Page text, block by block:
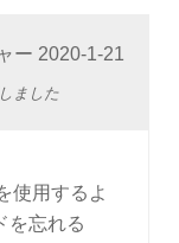
ー 2020-1-21
ました
使用するよ
を忘れる